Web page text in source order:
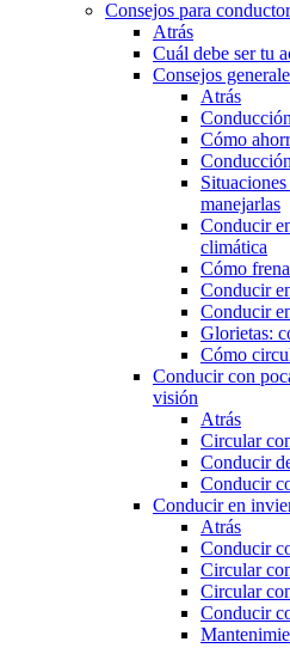
Consejos para
Atrás
Cuál debe ser tu
Consejos
Atrás
Cómo
manejarlas
Conducir
climática
Cómo
Conducir
Conducir
Glorietas:
Cómo
Conducir con
visión
Atrás
Circular
Conducir
Conducir
Conducir en
Atrás
Conducir
Circular
Circular
Conducir